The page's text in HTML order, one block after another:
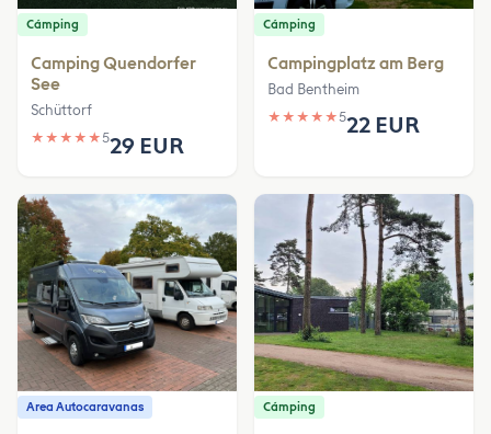
Cámping
Camping Quendorfer
See
Schüttorf
★ ★ ★ ★ ★529 EUR
Cámping
Campingplatz am Berg
Bad Bentheim
★ ★ ★ ★ ★522 EUR
Area Autocaravanas Cámping